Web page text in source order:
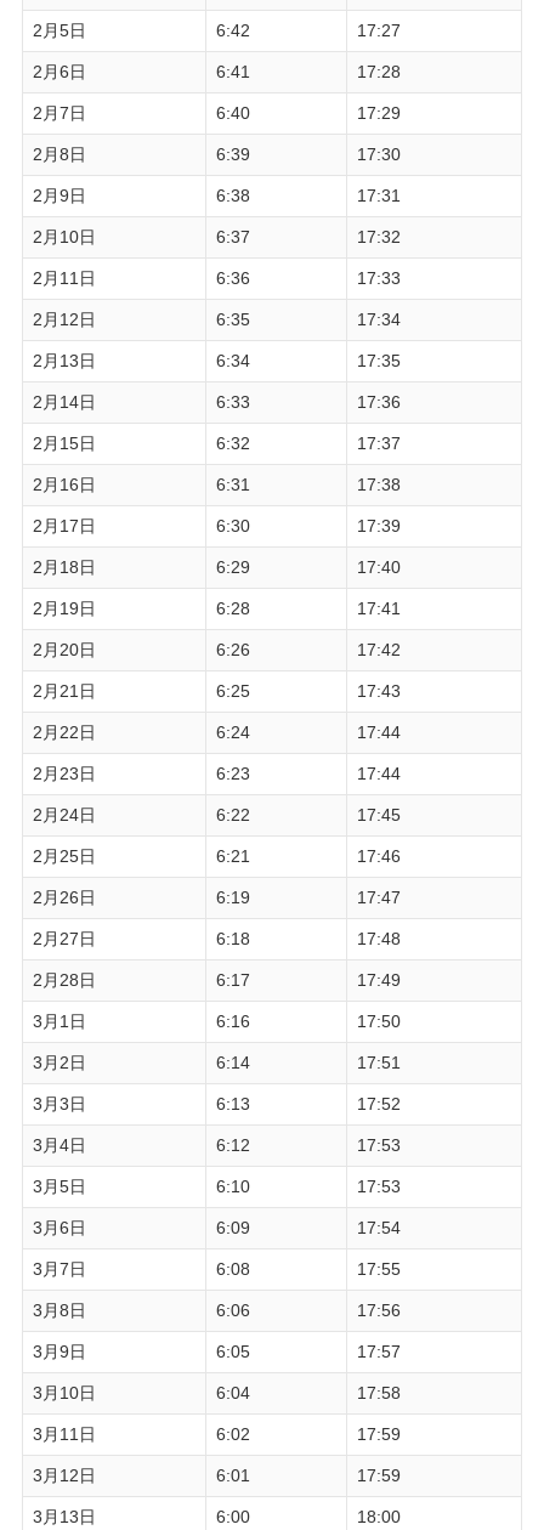
2月5日 6:42 17:27
2月6日 6:41 17:28
2月7日 6:40 17:29
2月8日 6:39 17:30
2月9日 6:38 17:31
2月10日 6:37 17:32
2月11日 6:36 17:33
2月12日 6:35 17:34
2月13日 6:34 17:35
2月14日 6:33 17:36
2月15日 6:32 17:37
2月16日 6:31 17:38
2月17日 6:30 17:39
2月18日 6:29 17:40
2月19日 6:28 17:41
2月20日 6:26 17:42
2月21日 6:25 17:43
2月22日 6:24 17:44
2月23日 6:23 17:44
2月24日 6:22 17:45
2月25日 6:21 17:46
2月26日 6:19 17:47
2月27日 6:18 17:48
2月28日 6:17 17:49
3月1日 6:16 17:50
3月2日 6:14 17:51
3月3日 6:13 17:52
3月4日 6:12 17:53
3月5日 6:10 17:53
3月6日 6:09 17:54
3月7日 6:08 17:55
3月8日 6:06 17:56
3月9日 6:05 17:57
3月10日 6:04 17:58
3月11日 6:02 17:59
3月12日 6:01 17:59
3月13日 6:00 18:00